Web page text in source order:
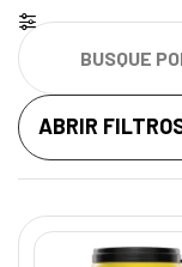
ABRIR